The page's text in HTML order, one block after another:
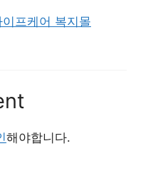
프케어 복지몰
해야합니다.